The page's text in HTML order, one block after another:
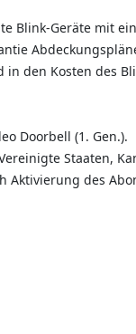
Blink-Geräte mit
den Kosten des
Doorbell (1. Gen.).
Staaten,
Aktivierung des